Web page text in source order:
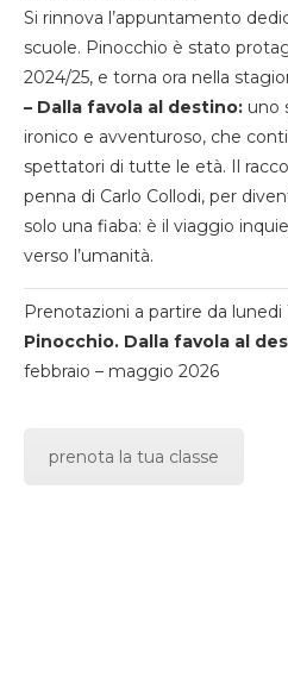
Si rinnova l’appuntamento
scuole. Pinocchio è stato
2024/25, e torna ora nella
– Dalla favola al destino: uno
ironico e avventuroso, che
spettatori di tutte le età. Il
penna di Carlo Collodi, per
solo una fiaba: è il viaggio
verso l’umanità.
Prenotazioni a partire da lunedi
Pinocchio. Dalla favola al
febbraio – maggio 2026
prenota la tua classe